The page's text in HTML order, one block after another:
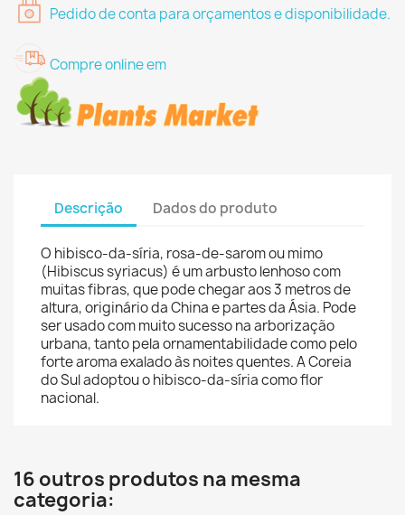
Pedido de conta para orçamentos e disponibilidade.
Compre online em
Descrição Dados do produto
O hibisco-da-síria, rosa-de-sarom ou mimo
(Hibiscus syriacus) é um arbusto lenhoso com
muitas fibras, que pode chegar aos 3 metros de
altura, originário da China e partes da Ásia. Pode
ser usado com muito sucesso na arborização
urbana, tanto pela ornamentabilidade como pelo
forte aroma exalado às noites quentes. A Coreia
do Sul adoptou o hibisco-da-síria como flor
nacional.
16 outros produtos na mesma
categoria: